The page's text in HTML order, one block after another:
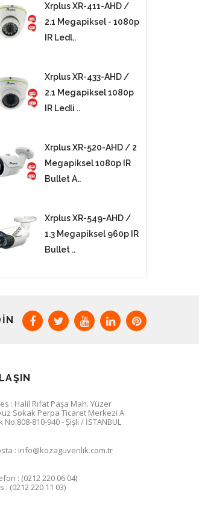
Xrplus XR-411-AHD /
2.1 Megapiksel - 1080p
IR Ledl..
Xrplus XR-433-AHD /
2.1 Megapiksel 1080p
IR Ledli ..
Xrplus XR-520-AHD / 2
Megapiksel 1080p IR
Bullet A..
Xrplus XR-549-AHD /
1.3 Megapiksel 960p IR
Bullet ..
: Halil Rıfat Paşa Mah. Yüzer
Sokak Perpa Ticaret Merkezi A
No:808-810-940 - Şişli / İSTANBUL
: info@kozaguvenlik.com.tr
: (0212 220 06 04)
: (0212 220 11 03)